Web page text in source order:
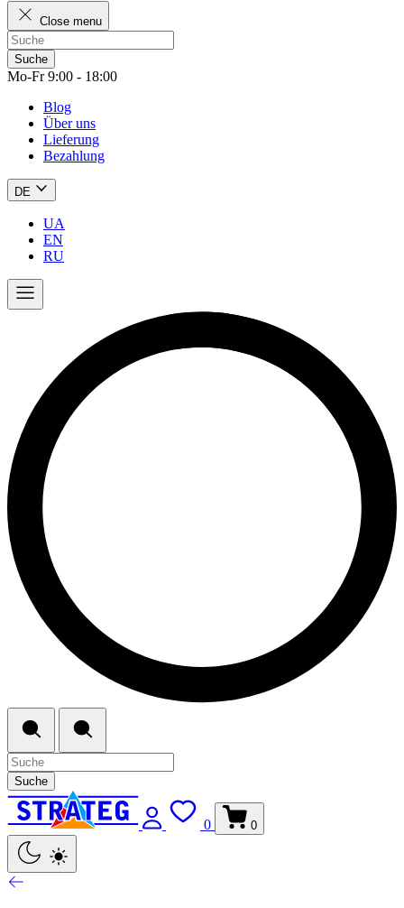
Close menu
Suche
Mo-Fr 9:00 - 18:00
Blog
Über uns
Lieferung
Bezahlung
DE
UA
EN
RU
Suche
0 0